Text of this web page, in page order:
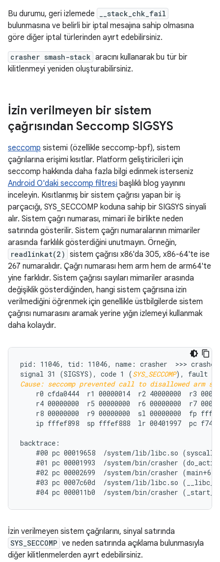
Bu durumu, geri izlemede __stack_chk_fail
bulunmasına ve belirli bir iptal mesajına sahip olmasına
göre diğer iptal türlerinden ayırt edebilirsiniz.
crasher smash-stack aracını kullanarak bu tür bir
kilitlenmeyi yeniden oluşturabilirsiniz.
İzin verilmeyen bir sistem
çağrısından Seccomp SIGSYS
seccomp sistemi (özellikle seccomp-bpf), sistem
çağrılarına erişimi kısıtlar. Platform geliştiricileri için
seccomp hakkında daha fazla bilgi edinmek isterseniz
Android O'daki seccomp filtresi başlıklı blog yayınını
inceleyin. Kısıtlanmış bir sistem çağrısı yapan bir iş
parçacığı, SYS_SECCOMP koduna sahip bir SIGSYS sinyali
alır. Sistem çağrı numarası, mimari ile birlikte neden
satırında gösterilir. Sistem çağrı numaralarının mimariler
arasında farklılık gösterdiğini unutmayın. Örneğin,
readlinkat(2) sistem çağrısı x86'da 305, x86-64'te ise
267 numaralıdır. Çağrı numarası hem arm hem de arm64'te
yine farklıdır. Sistem çağrısı sayıları mimariler arasında
değişiklik gösterdiğinden, hangi sistem çağrısına izin
verilmediğini öğrenmek için genellikle üstbilgilerde sistem
çağrısı numarasını aramak yerine yığın izlemeyi kullanmak
daha kolaydır.
pid: 11046, tid: 11046, name: crasher  >>> crasher
signal 31 (SIGSYS), code 1 (SYS_SECCOMP
Cause: seccomp prevented call to disallowed arm
r0 cfda0444  r1 00000014  r2 40000000  r3
r4 00000000  r5 00000000  r6 00000000  r7
r8 00000000  r9 00000000  sl 00000000  fp
ip fffef898  sp fffef888  lr 00401997  pc
backtrace:
#00 pc 00019658  /system/lib/libc.so
#01 pc 00001993  /system/bin/crasher
    #02 pc 00002699  /system/bin/crasher (main+68)
#03 pc 0007c60d  /system/lib/libc.so
İzin verilmeyen sistem çağrılarını, sinyal satırında
SYS_SECCOMP ve neden satırında açıklama bulunmasıyla
diğer kilitlenmelerden ayırt edebilirsiniz.